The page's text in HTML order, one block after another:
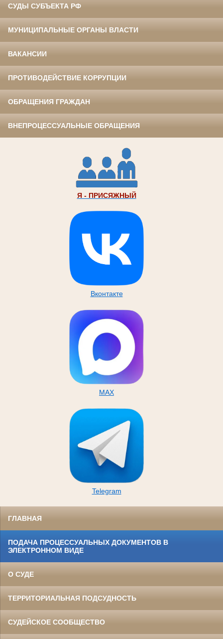
СУДЫ СУБЪЕКТА РФ
МУНИЦИПАЛЬНЫЕ ОРГАНЫ ВЛАСТИ
ВАКАНСИИ
ПРОТИВОДЕЙСТВИЕ КОРРУПЦИИ
ОБРАЩЕНИЯ ГРАЖДАН
ВНЕПРОЦЕССУАЛЬНЫЕ ОБРАЩЕНИЯ
Я - ПРИСЯЖНЫЙ
Вконтакте
MAX
Telegram
ГЛАВНАЯ
ПОДАЧА ПРОЦЕССУАЛЬНЫХ ДОКУМЕНТОВ В
ЭЛЕКТРОННОМ ВИДЕ
О СУДЕ
ТЕРРИТОРИАЛЬНАЯ ПОДСУДНОСТЬ
СУДЕЙСКОЕ СООБЩЕСТВО